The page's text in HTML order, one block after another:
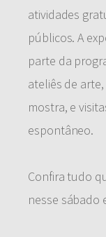
atividades
públicos. A
parte da
ateliês de
mostra, e
espontâneo.
Confira tudo
nesse sábado